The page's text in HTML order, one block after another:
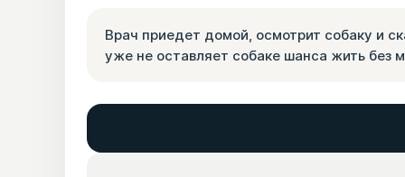
Вскрытие животных
Врач приедет домой, осмотрит собаку и
уже не оставляет собаке шанса жить без